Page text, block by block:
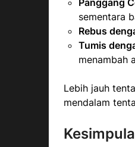
Panggang
sementara
Rebus
Tumis
menambah
Lebih jauh
mendalam